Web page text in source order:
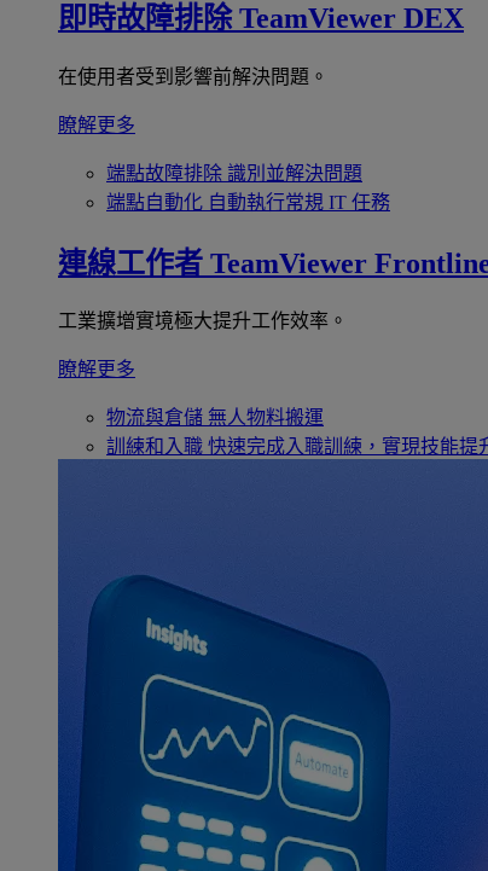
即時故障排除 TeamViewer DEX
在使用者受到影響前解決問題。
瞭解更多
端點故障排除 識別並解決問題
端點自動化 自動執行常規 IT 任務
連線工作者 TeamViewer
工業擴增實境極大提升工作效率。
瞭解更多
物流與倉儲 無人物料搬運
訓練和入職 快速完成入職訓練，實現技能提